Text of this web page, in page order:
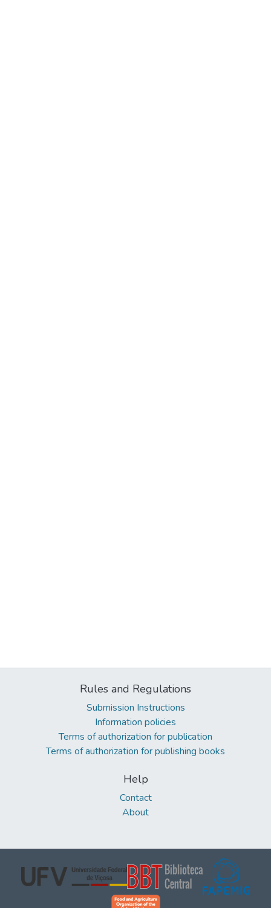
Rules and Regulations
Submission Instructions
Information policies
Terms of authorization for publication
Terms of authorization for publishing books
Help
Contact
About